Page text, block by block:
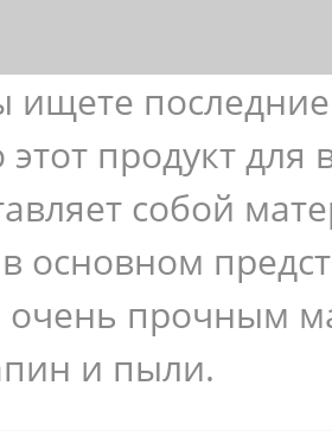
ищете
продукт для
собой
очень прочным
и пыли.